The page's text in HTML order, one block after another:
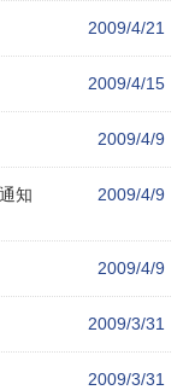
2009/4/21
2009/4/15
2009/4/9
知
2009/4/9
2009/4/9
2009/3/31
2009/3/31